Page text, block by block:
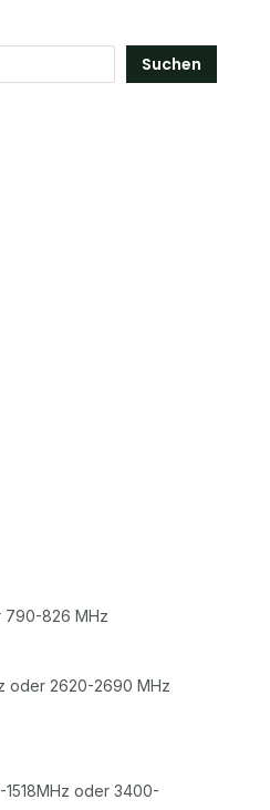
Suchen
790-826 MHz
oder 2620-2690 MHz
oder 3400-